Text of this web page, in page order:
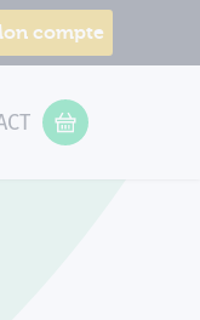
compte
VOTRE PANIER